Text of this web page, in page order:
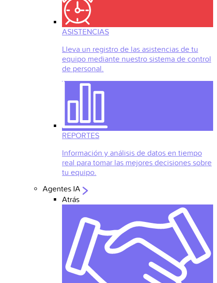
ASISTENCIAS
Lleva un registro de las asistencias de tu
equipo mediante nuestro sistema de control
de personal.
REPORTES
Información y análisis de datos en tiempo
real para tomar las mejores decisiones sobre
tu equipo.
Agentes IA
Atrás